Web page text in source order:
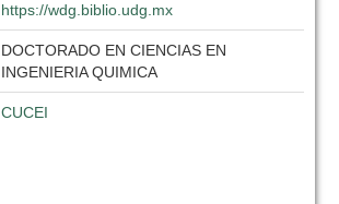
https://wdg.biblio.udg.mx
DOCTORADO EN CIENCIAS EN
INGENIERIA QUIMICA
CUCEI